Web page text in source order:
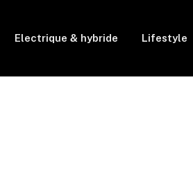
Electrique & hybride Lifestyle